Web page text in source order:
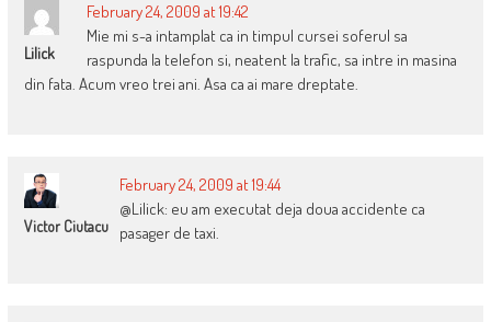
Lilick
February 24, 2009 at 19:42
Mie mi s-a intamplat ca in timpul cursei soferul sa
raspunda la telefon si, neatent la trafic, sa intre in masina
din fata. Acum vreo trei ani. Asa ca ai mare dreptate.
Victor Ciutacu
February 24, 2009 at 19:44
@Lilick: eu am executat deja doua accidente ca
pasager de taxi.